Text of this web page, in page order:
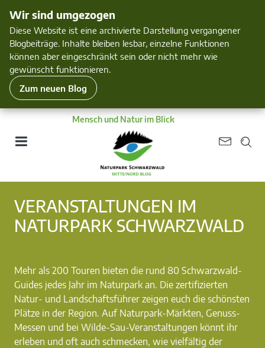
Wir sind umgezogen
Diese Website ist eine archivierte Darstellung vergangener
Blogbeiträge. Inhalte bleiben lesbar, einzelne Funktionen
können aber eingeschränkt sein oder nicht mehr wie
gewünscht funktionieren.
Zum neuen Blog
Mensch und Natur im Blick
VERANSTALTUNGEN IM
NATURPARK SCHWARZWALD
Mehr als 200 Touren bieten die rund 80 Schwarzwald-
Guides jedes Jahr im Naturpark an. Die zertifizierten
Natur- und Landschaftsführer zeigen euch die schönsten
Plätze in der Region. Auf Naturpark-Märkten, Genuss-
Messen und bei Wilde-Sau-Veranstaltungen könnt ihr
erleben und oft auch schmecken, wie vielfältig der